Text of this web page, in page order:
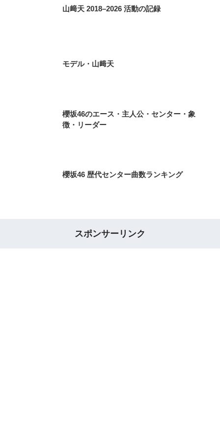
山﨑天 2018–2026 活動の記録
モデル・山﨑天
櫻坂46のエース・主人公・センター・象
徴・リーダー
櫻坂46 歴代センター曲数ランキング
スポンサーリンク